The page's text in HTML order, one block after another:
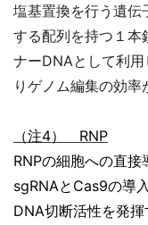
塩基置換を行う 遺伝
する配列を持つ１本
ナーDNAとして利
りゲノム編集の効率
（注4） RNP
RNPの細胞への直
sgRNAとCas9の導
DNA切断活性を発